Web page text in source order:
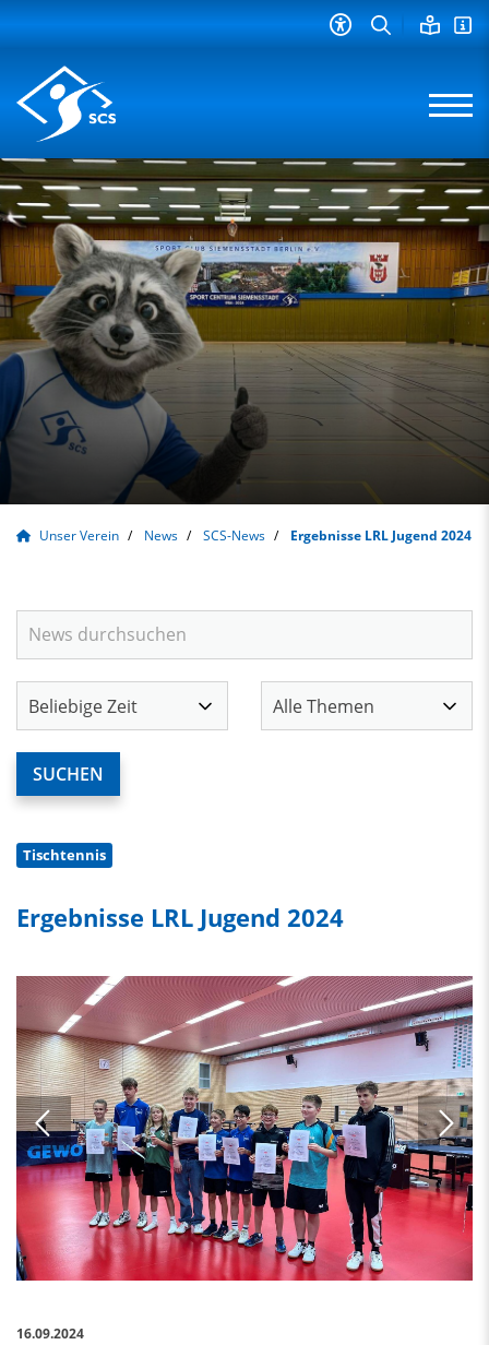
Unser Verein News SCS-News Ergebnisse LRL Jugend 2024
Tischtennis
Ergebnisse LRL Jugend 2024
16.09.2024